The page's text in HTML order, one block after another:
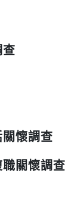
懷調查
關懷調查